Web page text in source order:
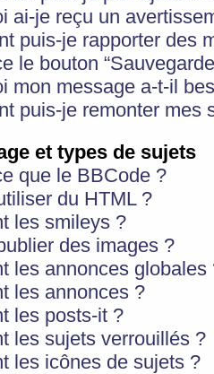
ai-je reçu un
puis-je rapporter des
le bouton
mon message a-t-il
puis-je remonter mes
et types de sujets
que le BBCode ?
du HTML ?
les smileys ?
des images ?
les annonces globales
les annonces ?
les posts-it ?
les sujets verrouillés ?
les icônes de sujets ?